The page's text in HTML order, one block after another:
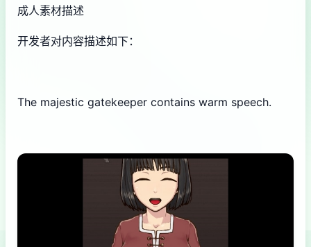
成人素材描述
开发者对内容描述如下：
The majestic gatekeeper contains warm speech.